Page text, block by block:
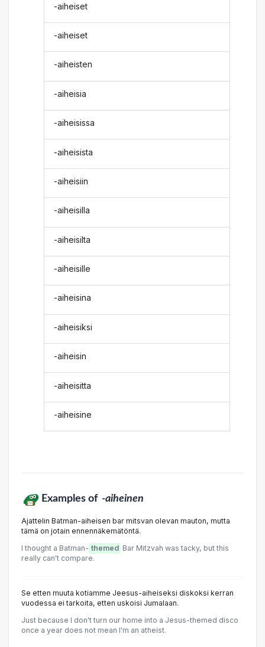
-aiheiset
-aiheiset
-aiheisten
-aiheisia
-aiheisissa
-aiheisista
-aiheisiin
-aiheisilla
-aiheisilta
-aiheisille
-aiheisina
-aiheisiksi
-aiheisin
-aiheisitta
-aiheisine
Examples of -aiheinen
Ajattelin Batman-aiheisen bar mitsvan olevan mauton, mutta
tämä on jotain ennennäkemätöntä.
I thought a Batman- themed Bar Mitzvah was tacky, but this
really can't compare.
Se etten muuta kotiamme Jeesus-aiheiseksi diskoksi kerran
vuodessa ei tarkoita, etten uskoisi Jumalaan.
Just because I don't turn our home into a Jesus-themed disco
once a year does not mean I'm an atheist.